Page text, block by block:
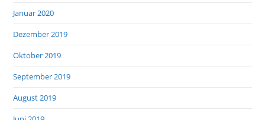
Januar 2020
Dezember 2019
Oktober 2019
September 2019
August 2019